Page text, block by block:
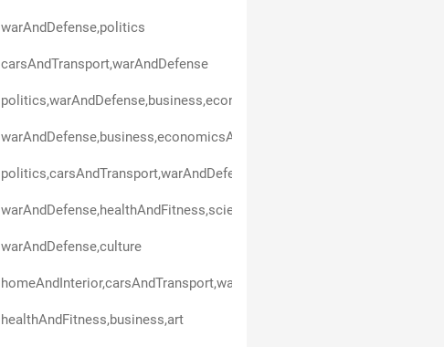
warAndDefense,politics
carsAndTransport,warAndDefense
warAndDefense,business,economicsAndFinance,healthAndFitness
politics,carsAndTransport,warAndDefense,healthAndFitness
warAndDefense,healthAndFitness,scienceAndEducation
warAndDefense,culture
homeAndInterior,carsAndTransport,warAndDefense,healthAndFitness
healthAndFitness,business,art